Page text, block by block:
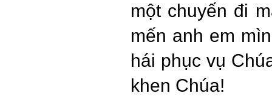
một chuyến đi
mến anh em
hái phục vụ
khen Chúa!